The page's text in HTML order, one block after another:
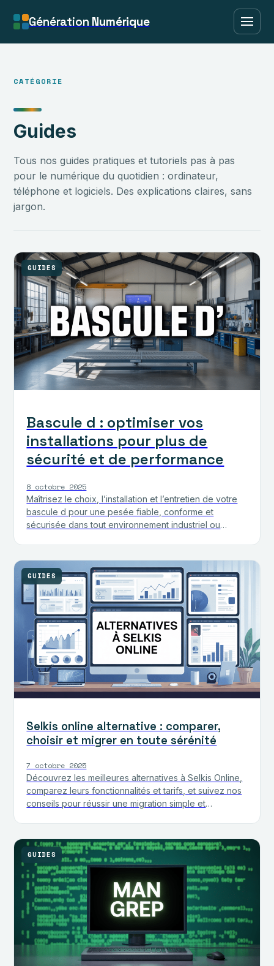
Génération Numérique
CATÉGORIE
Guides
Tous nos guides pratiques et tutoriels pas à pas
pour le numérique du quotidien : ordinateur,
téléphone et logiciels. Des explications claires, sans
jargon.
GUIDES
Bascule d : optimiser vos
installations pour plus de
sécurité et de performance
8 octobre 2025
Maîtrisez le choix, l’installation et l’entretien de votre
bascule d pour une pesée fiable, conforme et
sécurisée dans tout environnement industriel ou
GUIDES
Selkis online alternative : comparer,
choisir et migrer en toute sérénité
7 octobre 2025
Découvrez les meilleures alternatives à Selkis Online,
comparez leurs fonctionnalités et tarifs, et suivez nos
conseils pour réussir une migration simple et
GUIDES